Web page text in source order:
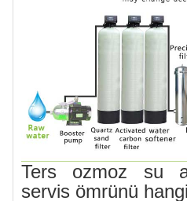
Ters ozmoz su
servis ömrünü